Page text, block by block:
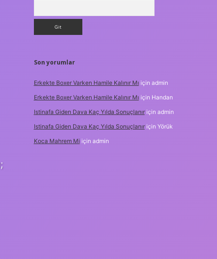
Son yorumlar
Erkekte Boxer Varken Hamile Kalınır Mı için admin
Erkekte Boxer Varken Hamile Kalınır Mı için Handan
Istinafa Giden Dava Kaç Yılda Sonuçlanıriçin admin
Istinafa Giden Dava Kaç Yılda Sonuçlanıriçin Yörük
Koca Mahrem Mi için admin